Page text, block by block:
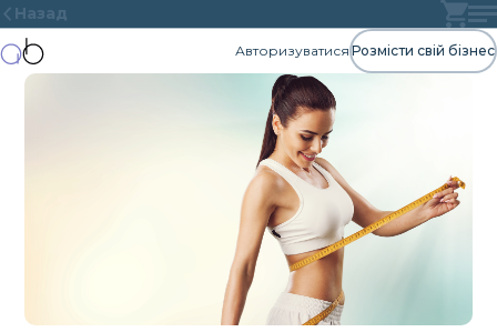
Назад
Авторизуватися Розмісти свій бізнес